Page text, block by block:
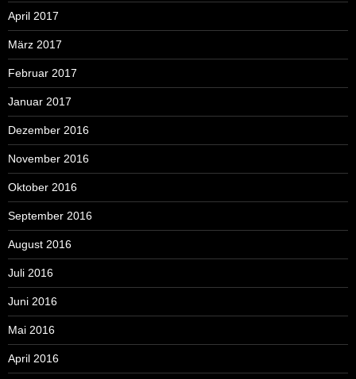
April 2017
März 2017
Februar 2017
Januar 2017
Dezember 2016
November 2016
Oktober 2016
September 2016
August 2016
Juli 2016
Juni 2016
Mai 2016
April 2016